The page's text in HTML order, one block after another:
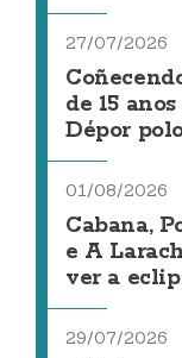
27/07/2026
de 15
Dépor
01/08/2026
Cabana,
e A
ver a
29/07/2026